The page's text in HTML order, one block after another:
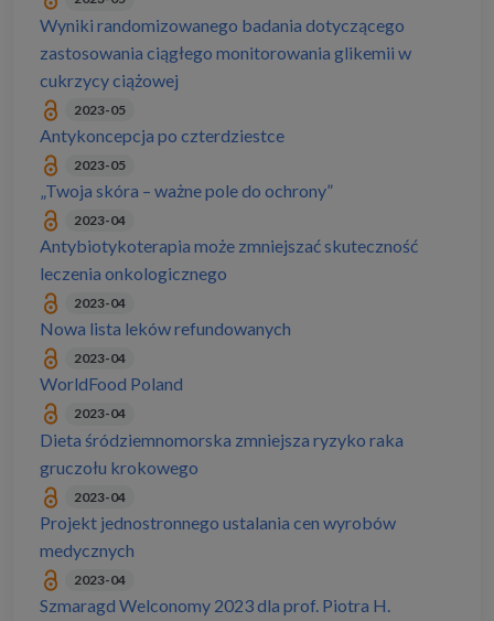
Wyniki randomizowanego badania dotyczącego
zastosowania ciągłego monitorowania glikemii w
cukrzycy ciążowej
2023-05
Antykoncepcja po czterdziestce
2023-05
„Twoja skóra – ważne pole do ochrony”
2023-04
Antybiotykoterapia może zmniejszać skuteczność
leczenia onkologicznego
2023-04
Nowa lista leków refundowanych
2023-04
WorldFood Poland
2023-04
Dieta śródziemnomorska zmniejsza ryzyko raka
gruczołu krokowego
2023-04
Projekt jednostronnego ustalania cen wyrobów
medycznych
2023-04
Szmaragd Welconomy 2023 dla prof. Piotra H.